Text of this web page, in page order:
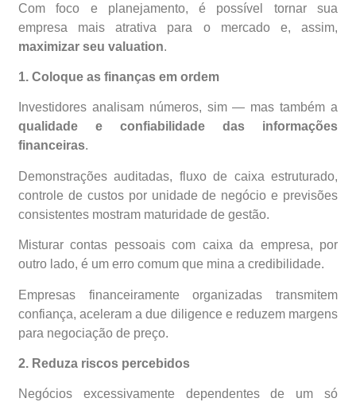
Com foco e planejamento, é possível tornar sua
empresa mais atrativa para o mercado e, assim,
maximizar seu valuation.
1. Coloque as finanças em ordem
Investidores analisam números, sim — mas também a
qualidade e confiabilidade das informações
financeiras.
Demonstrações auditadas, fluxo de caixa estruturado,
controle de custos por unidade de negócio e previsões
consistentes mostram maturidade de gestão.
Misturar contas pessoais com caixa da empresa, por
outro lado, é um erro comum que mina a credibilidade.
Empresas financeiramente organizadas transmitem
confiança, aceleram a due diligence e reduzem margens
para negociação de preço.
2. Reduza riscos percebidos
Negócios excessivamente dependentes de um só